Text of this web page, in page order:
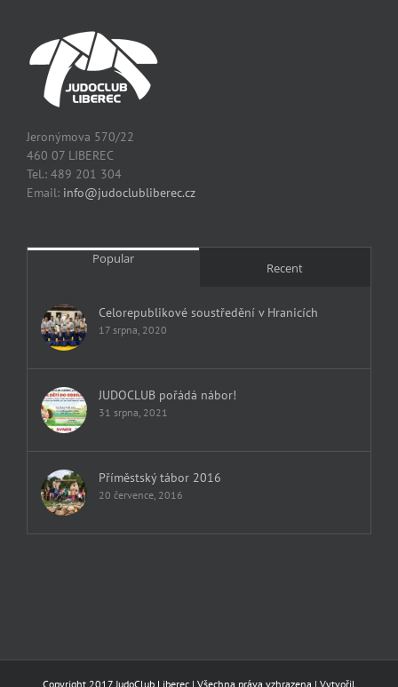
Jeronýmova 570/22
460 07 LIBEREC
Tel.: 489 201 304
Email: info@judoclubliberec.cz
Popular
Recent
Celorepublikové soustředění v Hranicích
17 srpna, 2020
JUDOCLUB pořádá nábor!
31 srpna, 2021
Příměstský tábor 2016
20 července, 2016
Copyright 2017 JudoClub Liberec | Všechna práva vzhrazena | Vytvořil